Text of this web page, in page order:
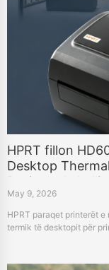
HPRT fillon
Desktop
Business Labelling
May 9, 2026
HPRT paraqet printerët
termik të desktopit për